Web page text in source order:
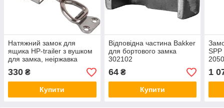
Натяжний замок для
ящика HP-trailer з вушком
для замка, неіржавка
сталь, 95 мм AL2445+ZN
330 ₴
Купити
Відповідна частина Bakker
для бортового замка
302102
64₴
Купити
1